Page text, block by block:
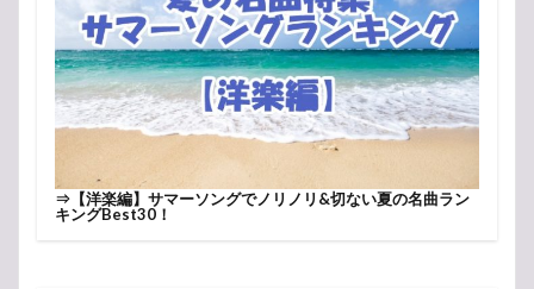
⇒ 【洋楽編】サマーソングでノリノリ&切ない夏の名曲ラン
キングBest30！